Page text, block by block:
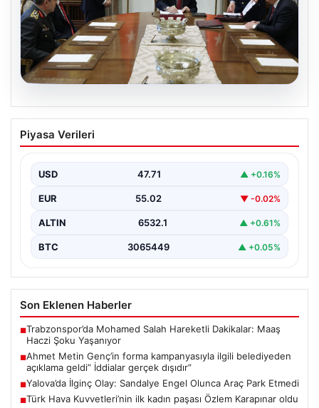
05.08.2026
Türk Hava Kuvvetleri’nin ilk kadın
paşası Özlem Karapınar oldu
Piyasa Verileri
USD 47.71 ▲ +0.16%
EUR 55.02 ▼ -0.02%
ALTIN 6532.1 ▲ +0.61%
BTC 3065449 ▲ +0.05%
Son Eklenen Haberler
■Trabzonspor’da Mohamed Salah Hareketli Dakikalar: Maaş
Haczi Şoku Yaşanıyor
■Ahmet Metin Genç’in forma kampanyasıyla ilgili belediyeden
açıklama geldi” İddialar gerçek dışıdır”
■Yalova’da İlginç Olay: Sandalye Engel Olunca Araç Park Etmedi
■Türk Hava Kuvvetleri’nin ilk kadın paşası Özlem Karapınar oldu